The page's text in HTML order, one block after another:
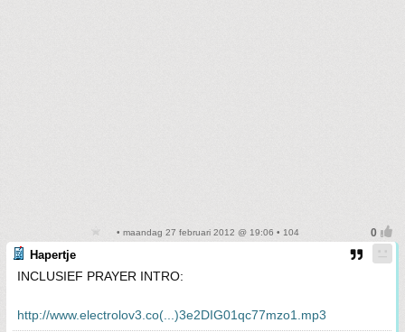
• maandag 27 februari 2012 @ 19:06 • 104
Hapertje
INCLUSIEF PRAYER INTRO:
http://www.electrolov3.co(...)3e2DIG01qc77mzo1.mp3